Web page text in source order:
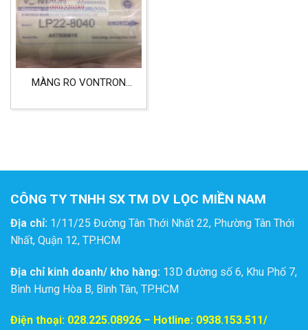
MÀNG RO VONTRON
CÔNG TY TNHH SX TM DV LỌC MIỀN NAM
Địa chỉ: 1/11/25 Đường Tân Thới Nhất 22, Phường Tân Thới
Nhất, Quận 12, TP.HCM
Địa chỉ kinh doanh/ kho hàng: 13D đường số 6, Khu Phố 7,
Bình Hưng Hòa B, Bình Tân, TP.HCM
Điện thoại: 028.225.08926 – Hotline: 0938.153.511/